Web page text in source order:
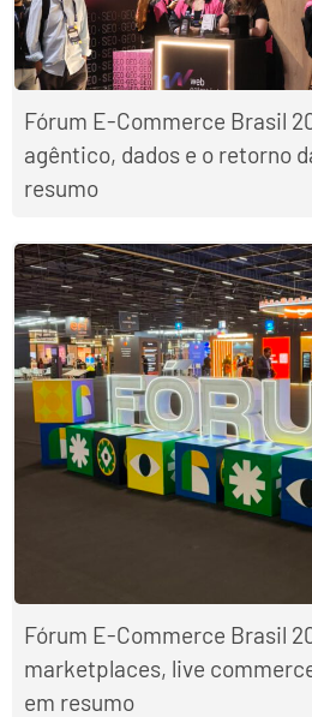
Fórum E-Commerce Brasil
agêntico, dados e o retorno
resumo
Fórum E-Commerce Brasil
marketplaces, live
em resumo